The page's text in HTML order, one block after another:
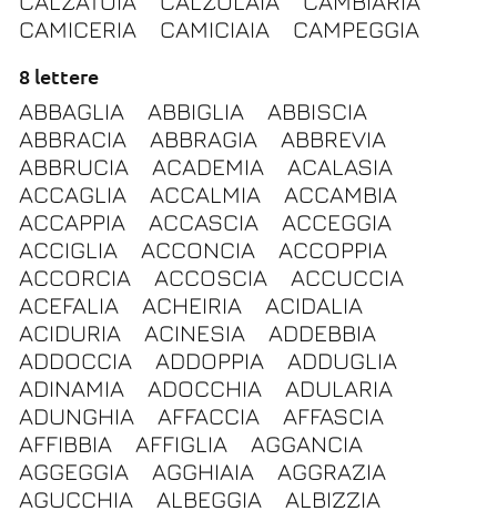
CAMICERIA
CAMICIAIA CAMPEGGIA
8 lettere
ABBAGLIA ABBIGLIA
ABBISCIA
ABBRACIA
ABBRAGIA
ABBREVIA
ABBRUCIA
ACADEMIA
ACALASIA
ACCAGLIA
ACCALMIA
ACCAMBIA
ACCAPPIA
ACCASCIA
ACCEGGIA
ACCIGLIA
ACCONCIA
ACCOPPIA
ACCORCIA
ACCOSCIA
ACCUCCIA
ACEFALIA
ACHEIRIA
ACIDALIA
ACIDURIA
ACINESIA
ADDEBBIA
ADDOCCIA
ADDOPPIA
ADDUGLIA
ADINAMIA
ADOCCHIA
ADULARIA
ADUNGHIA
AFFACCIA
AFFASCIA
AFFIBBIA
AFFIGLIA
AGGANCIA
AGGEGGIA
AGGHIAIA
AGGRAZIA
AGUCCHIA
ALBEGGIA ALBIZZIA